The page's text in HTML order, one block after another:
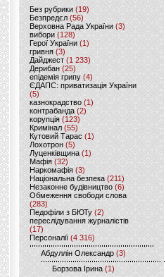
Без рубрики (19)
Безпредєл(56)
Верховна Рада України (3)
вибори(128)
Герої України(1)
гривня (3)
Дайджест (1 233)
Дерибан (25)
епідемія грипу (4)
ЄДАПС: приватизація України
(5)
казнокрадство (1)
контрабанда (2)
корупція (123)
Кримінал (55)
Кутовий Тарас (1)
Лохотрон(5)
Луценківщина (1)
Мафія (32)
Наркомафія (3)
Національна безпека (211)
Незаконне будівництво(6)
Обмеження свободи слова
(283)
Педофіли з БЮТу (2)
переслідування журналістів
(17)
Персоналії (4 316)
Абдуллін Олександр (3)
Борзова Ірина(1)